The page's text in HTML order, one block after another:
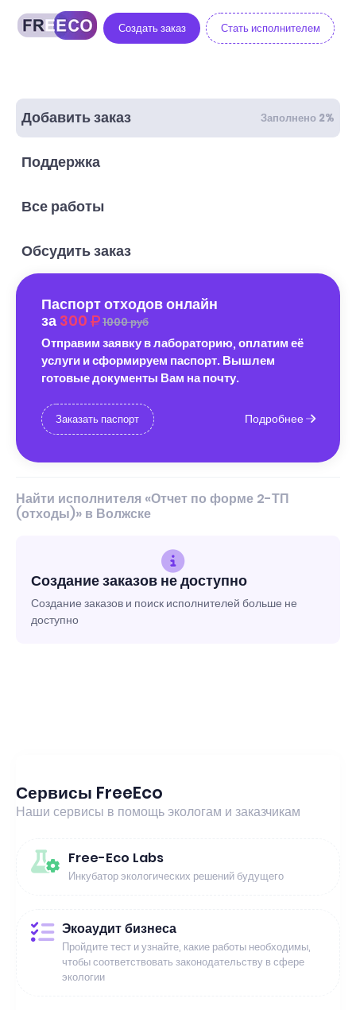
Создать заказ Стать исполнителем
Добавить заказ Заполнено 2%
Поддержка
Все работы
Обсудить заказ
Паспорт отходов онлайн
за 300 1000 руб
Отправим заявку в лабораторию, оплатим её
услуги и сформируем паспорт. Вышлем
готовые документы Вам на почту.
Заказать паспорт Подробнее
Найти исполнителя «Отчет по форме 2-ТП
(отходы)» в Волжске
Создание заказов не доступно
Создание заказов и поиск исполнителей больше не
доступно
Сервисы FreeEco
Наши сервисы в помощь экологам и заказчикам
Free-Eco Labs
Инкубатор экологических решений будущего
Экоаудит бизнеса
Пройдите тест и узнайте, какие работы необходимы,
чтобы соответствовать законодательству в сфере
экологии